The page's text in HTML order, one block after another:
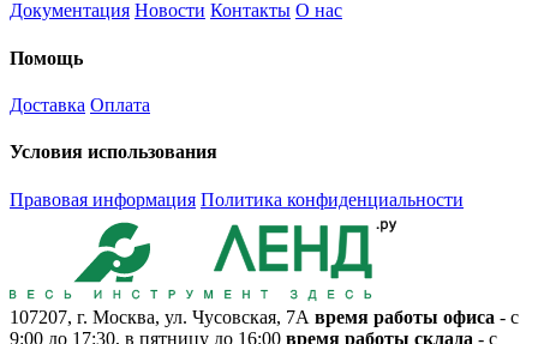
Документация Новости Контакты О нас
Помощь
Доставка Оплата
Условия использования
Правовая информация Политика конфиденциальности
107207, г. Москва, ул. Чусовская, 7А время работы офиса - с
9:00 до 17:30, в пятницу до 16:00 время работы склада - с